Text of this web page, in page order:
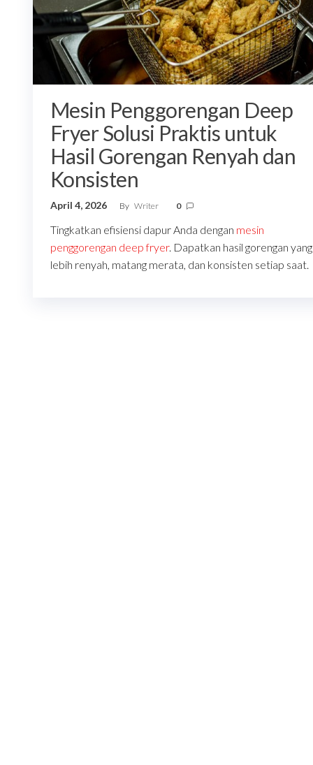
Mesin Penggorengan Deep
Fryer Solusi Praktis untuk
Hasil Gorengan Renyah dan
Konsisten
April 4, 2026 By Writer 0
Tingkatkan efisiensi dapur Anda dengan mesin
penggorengan deep fryer. Dapatkan hasil gorengan yang
lebih renyah, matang merata, dan konsisten setiap saat.